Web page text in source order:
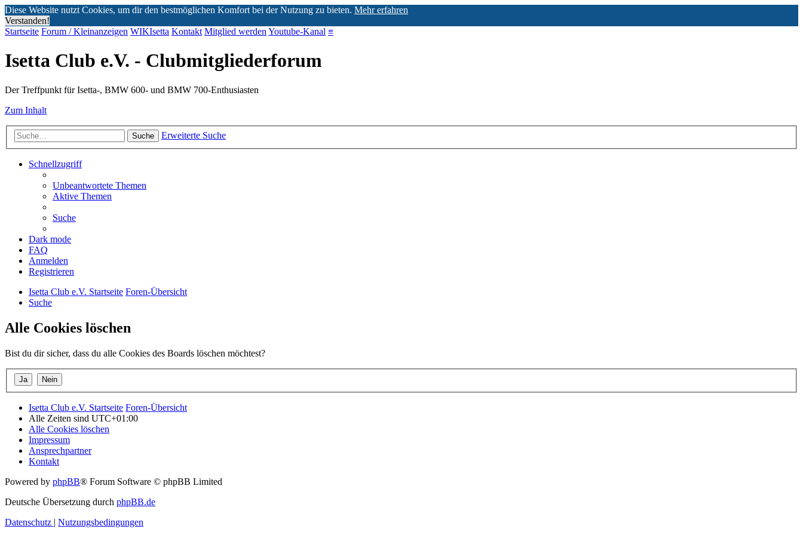
Diese Website nutzt Cookies, um dir den bestmöglichen Komfort bei der Nutzung zu bieten. Mehr erfahren
Verstanden!
Startseite Forum / Kleinanzeigen WIKIsetta Kontakt Mitglied werden Youtube-Kanal ≡
Isetta Club e.V. - Clubmitgliederforum
Der Treffpunkt für Isetta-, BMW 600- und BMW 700-Enthusiasten
Zum Inhalt
Suche Erweiterte Suche
Schnellzugriff
Unbeantwortete Themen
Aktive Themen
Suche
Dark mode
FAQ
Anmelden
Registrieren
Isetta Club e.V. Startseite Foren-Übersicht
Suche
Alle Cookies löschen
Bist du dir sicher, dass du alle Cookies des Boards löschen möchtest?
Isetta Club e.V. Startseite Foren-Übersicht
Alle Zeiten sind UTC+01:00
Alle Cookies löschen
Impressum
Ansprechpartner
Kontakt
Powered by phpBB® Forum Software © phpBB Limited
Deutsche Übersetzung durch phpBB.de
Datenschutz | Nutzungsbedingungen